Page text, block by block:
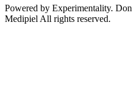
Powered by Experimentality.
Medipiel All rights reserved.